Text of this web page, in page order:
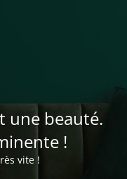
une beauté.
!
vite !